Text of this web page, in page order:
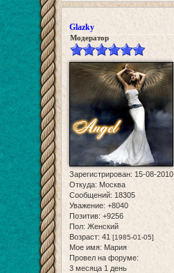
Glazky
Модератор
Зарегистрирован: 15-08-2010
Откуда: Москва
Сообщений: 18305
Уважение: +8040
Позитив: +9256
Пол: Женский
Возраст: 41 [1985-01-05]
Мое имя: Мария
Провел на форуме:
3 месяца 1 день